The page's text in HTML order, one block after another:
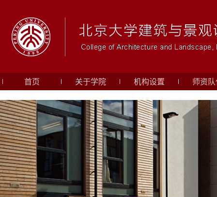
首页 关于学院 机构设置 师资队